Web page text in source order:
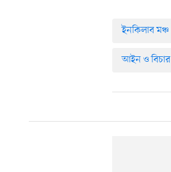
ইনকিলাব মঞ্চ
আইন ও বিচার